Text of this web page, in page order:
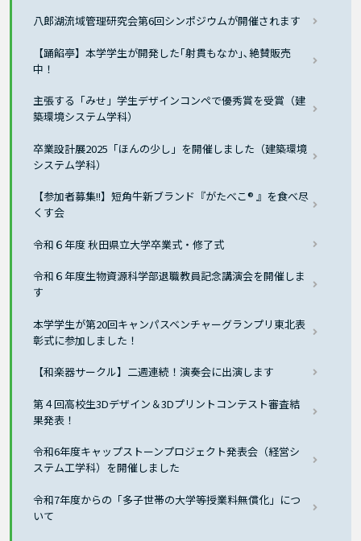
八郎湖流域管理研究会第6回シンポジウムが開催されます
【踊餡亭】本学学生が開発した｢射貫もなか｣､絶賛販売
中！
主張する「みせ」学生デザインコンペで優秀賞を受賞（建
築環境システム学科）
卒業設計展2025「ほんの少し」を開催しました（建築環境
システム学科）
【参加者募集!!】短角牛新ブランド『がたべこ® 』を食べ尽
くす会
令和６年度 秋田県立大学卒業式・修了式
令和６年度生物資源科学部退職教員記念講演会を開催しま
す
本学学生が第20回キャンパスベンチャーグランプリ東北表
彰式に参加しました！
【和楽器サークル】二週連続！演奏会に出演します
第４回高校生3Dデザイン＆3Dプリントコンテスト審査結
果発表！
令和6年度キャップストーンプロジェクト発表会（経営シ
ステム工学科）を開催しました
令和7年度からの「多子世帯の大学等授業料無償化」につ
いて